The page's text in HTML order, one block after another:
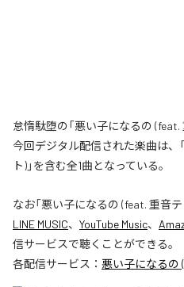
怠惰駄堕の「悪い子になるの (feat.
今回デジタル配信された楽曲は、
ト)」を含む全1曲となっている。
なお「悪い子になるの (feat. 重音
LINE MUSIC、 YouTube Music、
信サービスで聴くことができる。
各配信サービス： 悪い子になるの